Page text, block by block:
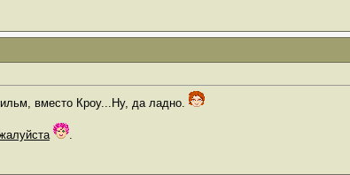
вместо Кроу...Ну, да ладно.
.